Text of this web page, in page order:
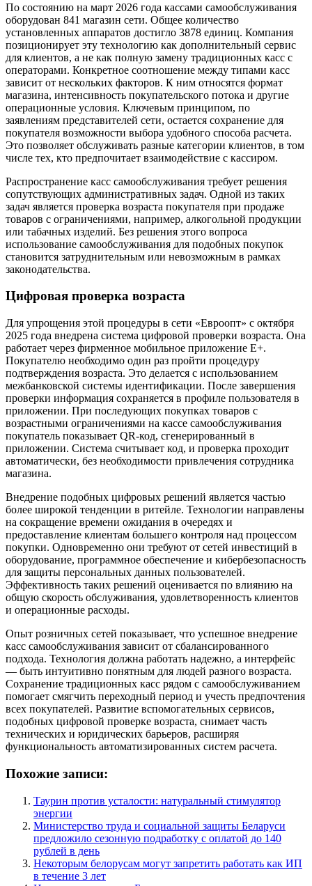
По состоянию на март 2026 года кассами самообслуживания
оборудован 841 магазин сети. Общее количество
установленных аппаратов достигло 3878 единиц. Компания
позиционирует эту технологию как дополнительный сервис
для клиентов, а не как полную замену традиционных касс с
операторами. Конкретное соотношение между типами касс
зависит от нескольких факторов. К ним относятся формат
магазина, интенсивность покупательского потока и другие
операционные условия. Ключевым принципом, по
заявлениям представителей сети, остается сохранение для
покупателя возможности выбора удобного способа расчета.
Это позволяет обслуживать разные категории клиентов, в том
числе тех, кто предпочитает взаимодействие с кассиром.
Распространение касс самообслуживания требует решения
сопутствующих административных задач. Одной из таких
задач является проверка возраста покупателя при продаже
товаров с ограничениями, например, алкогольной продукции
или табачных изделий. Без решения этого вопроса
использование самообслуживания для подобных покупок
становится затруднительным или невозможным в рамках
законодательства.
Цифровая проверка возраста
Для упрощения этой процедуры в сети «Евроопт» с октября
2025 года внедрена система цифровой проверки возраста. Она
работает через фирменное мобильное приложение Е+.
Покупателю необходимо один раз пройти процедуру
подтверждения возраста. Это делается с использованием
межбанковской системы идентификации. После завершения
проверки информация сохраняется в профиле пользователя в
приложении. При последующих покупках товаров с
возрастными ограничениями на кассе самообслуживания
покупатель показывает QR-код, сгенерированный в
приложении. Система считывает код, и проверка проходит
автоматически, без необходимости привлечения сотрудника
магазина.
Внедрение подобных цифровых решений является частью
более широкой тенденции в ритейле. Технологии направлены
на сокращение времени ожидания в очередях и
предоставление клиентам большего контроля над процессом
покупки. Одновременно они требуют от сетей инвестиций в
оборудование, программное обеспечение и кибербезопасность
для защиты персональных данных пользователей.
Эффективность таких решений оценивается по влиянию на
общую скорость обслуживания, удовлетворенность клиентов
и операционные расходы.
Опыт розничных сетей показывает, что успешное внедрение
касс самообслуживания зависит от сбалансированного
подхода. Технология должна работать надежно, а интерфейс
— быть интуитивно понятным для людей разного возраста.
Сохранение традиционных касс рядом с самообслуживанием
помогает смягчить переходный период и учесть предпочтения
всех покупателей. Развитие вспомогательных сервисов,
подобных цифровой проверке возраста, снимает часть
технических и юридических барьеров, расширяя
функциональность автоматизированных систем расчета.
Похожие записи:
Таурин против усталости: натуральный стимулятор
энергии
Министерство труда и социальной защиты Беларуси
предложило сезонную подработку с оплатой до 140
рублей в день
Некоторым белорусам могут запретить работать как ИП
в течение 3 лет